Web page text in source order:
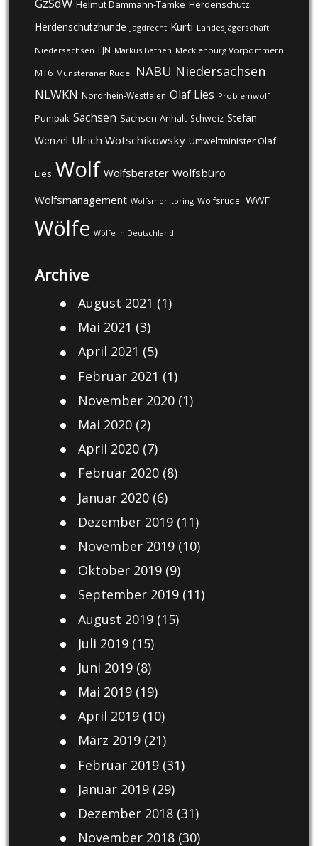
Helmut Dammann-Tamke Herdenschutz
Herdenschutzhunde Jagdrecht Kurti Landesjägerschaft
Niedersachsen LJN Markus Bathen Mecklenburg Vorpommern
MT6 Munsteraner Rudel NABU Niedersachsen
NLWKN Nordrhein-Westfalen Olaf Lies Problemwolf
Pumpak Sachsen Sachsen-Anhalt Schweiz Stefan
Wenzel Ulrich Wotschikowsky Umweltminister Olaf
Lies Wolf Wolfsberater Wolfsbüro
Wolfsmanagement Wolfsmonitoring Wolfsrudel WWF
Wölfe Wölfe in Deutschland
Archive
August 2021 (1)
Mai 2021 (3)
April 2021 (5)
Februar 2021 (1)
November 2020(1)
Mai 2020(2)
April 2020(7)
Februar 2020(8)
Januar 2020(6)
Dezember 2019(11)
November 2019(10)
Oktober 2019(9)
September 2019(11)
August 2019(15)
Juli 2019(15)
Juni 2019(8)
Mai 2019(19)
April 2019(10)
März 2019(21)
Februar 2019(31)
Januar 2019(29)
Dezember 2018(31)
November 2018(30)